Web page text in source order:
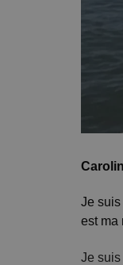
Je
est ma
Je